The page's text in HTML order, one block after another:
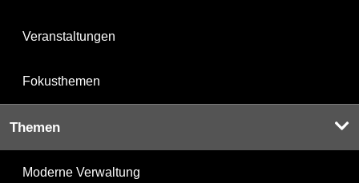
Veranstaltungen
Fokusthemen
Themen
Moderne Verwaltung